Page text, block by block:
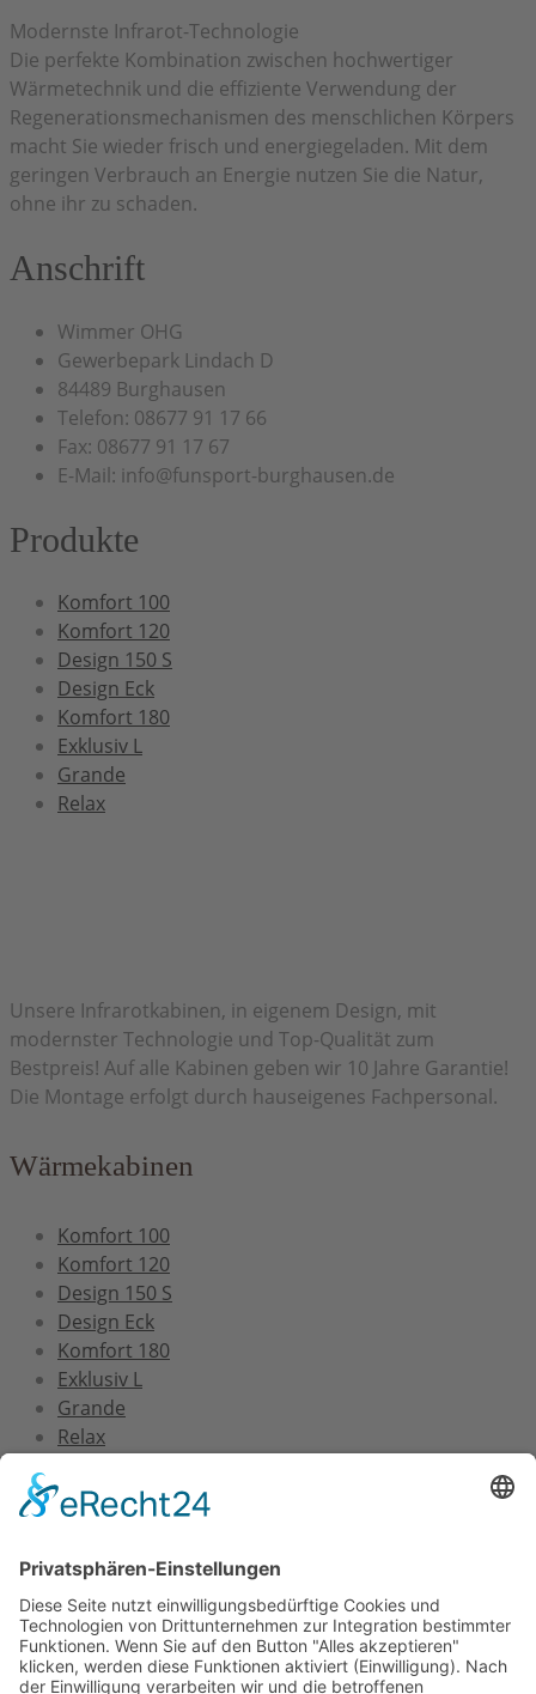
Modernste Infrarot-Technologie
Die perfekte Kombination zwischen hochwertiger
Wärmetechnik und die effiziente Verwendung der
Regenerationsmechanismen des menschlichen Körpers
macht Sie wieder frisch und energiegeladen. Mit dem
geringen Verbrauch an Energie nutzen Sie die Natur,
ohne ihr zu schaden.
Anschrift
Wimmer OHG
Gewerbepark Lindach D
84489 Burghausen
Telefon: 08677 91 17 66
Fax: 08677 91 17 67
E-Mail: info@funsport-burghausen.de
Produkte
Komfort 100
Komfort 120
Design 150 S
Design Eck
Komfort 180
Exklusiv L
Grande
Relax
Unsere Infrarotkabinen, in eigenem Design, mit
modernster Technologie und Top-Qualität zum
Bestpreis! Auf alle Kabinen geben wir 10 Jahre Garantie!
Die Montage erfolgt durch hauseigenes Fachpersonal.
Wärmekabinen
Komfort 100
Komfort 120
Design 150 S
Design Eck
Komfort 180
Exklusiv L
Grande
Relax
Service
Versand und Montage
Zertifizierung
Gewährleistung
FAQs